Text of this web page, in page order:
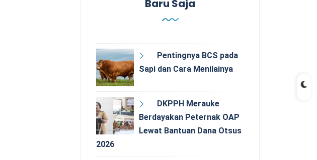
Baru Saja
Pentingnya BCS pada
Sapi dan Cara Menilainya
DKPPH Merauke
Berdayakan Peternak OAP
Lewat Bantuan Dana Otsus
2026